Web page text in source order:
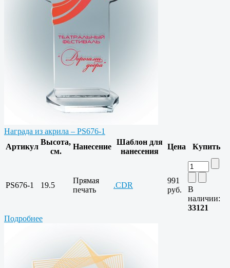
Награда из акрила – PS676-1
Артикул
Высота,
см.
Нанесение
Шаблон для
нанесения
Цена Купить
PS676-1 19.5
Прямая
печать
.CDR
991
руб.
В
наличии:
33121
Подробнее